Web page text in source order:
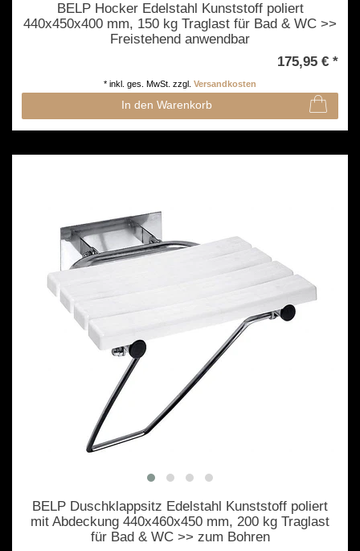
BELP Hocker Edelstahl Kunststoff poliert
440x450x400 mm, 150 kg Traglast für Bad & WC >>
Freistehend anwendbar
175,95 € *
In den Warenkorb
* inkl. ges. MwSt. zzgl. Versandkosten
BELP Duschklappsitz Edelstahl Kunststoff poliert
mit Abdeckung 440x460x450 mm, 200 kg Traglast
für Bad & WC >> zum Bohren